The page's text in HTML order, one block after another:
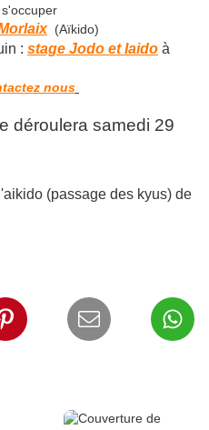
(Aïkido)
: stage Jodo et Iaido à
nous
déroulera samedi 29
(passage des kyus) de